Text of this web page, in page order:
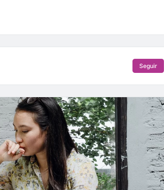
Seguir